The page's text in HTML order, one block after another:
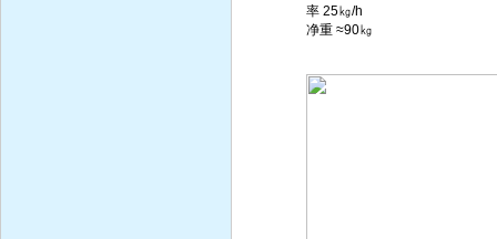
率 25㎏/h
净重 ≈90㎏